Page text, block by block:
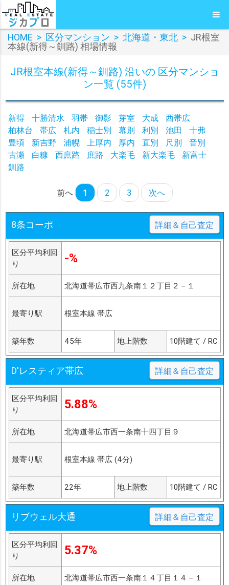
HOME > 区分マンション > 北海道・東北 > JR根室
本線(新得～釧路) 相場情報
JR根室本線(新得～釧路) 沿いの 区分マンショ
ン一覧 (55件)
新得 十勝清水 羽帯 御影 芽室 大成
西帯広
柏林台
帯広 札内 稲士別 幕別 利別 池田
十弗
豊頃
新吉野 浦幌 上厚内 厚内 直別 尺別
音別
古瀬
白糠 西庶路 庶路 大楽毛 新大楽毛
新富士
釧路
前へ 1 2 3 次へ
8条コーポ 詳細＆自己査定
区分平均利回
り
-%
所在地 北海道帯広市西九条南１２丁目２－１
最寄り駅 根室本線 帯広
築年数 45年 地上階数 10階建て / RC
D'レスティア帯広 詳細＆自己査定
区分平均利回
り
5.88%
所在地 北海道帯広市西一条南十四丁目９
最寄り駅 根室本線 帯広 (4分)
築年数 22年 地上階数 10階建て / RC
リブウェル大通 詳細＆自己査定
区分平均利回
り
5.37%
所在地 北海道帯広市西一条南１４丁目１４－１